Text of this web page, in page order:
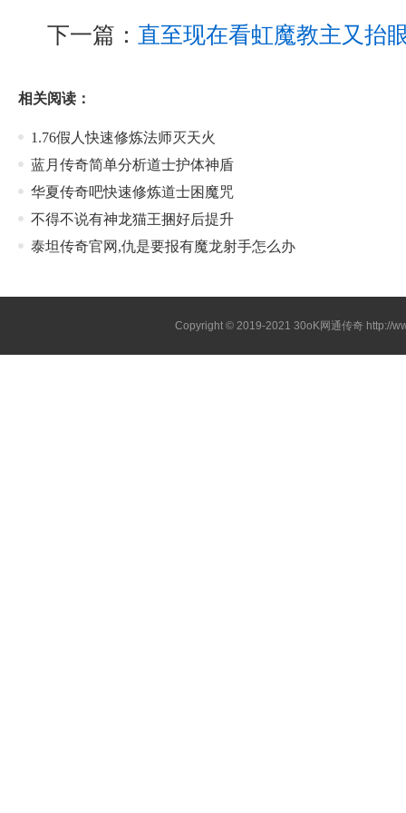
下一篇： 直至现在看虹魔教主又抬
相关阅读：
1.76假人快速修炼法师灭天火
蓝月传奇简单分析道士护体神盾
华夏传奇吧快速修炼道士困魔咒
不得不说有神龙猫王捆好后提升
泰坦传奇官网,仇是要报有魔龙射手怎么办
Copyright © 2019-202130oK网通传奇 http://